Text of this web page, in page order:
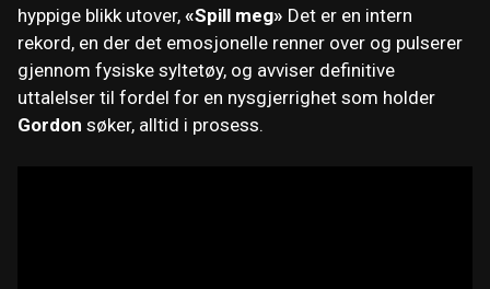
hyppige blikk utover, «Spill meg» Det er en intern
rekord, en der det emosjonelle renner over og pulserer
gjennom fysiske syltetøy, og avviser definitive
uttalelser til fordel for en nysgjerrighet som holder
Gordon søker, alltid i prosess.